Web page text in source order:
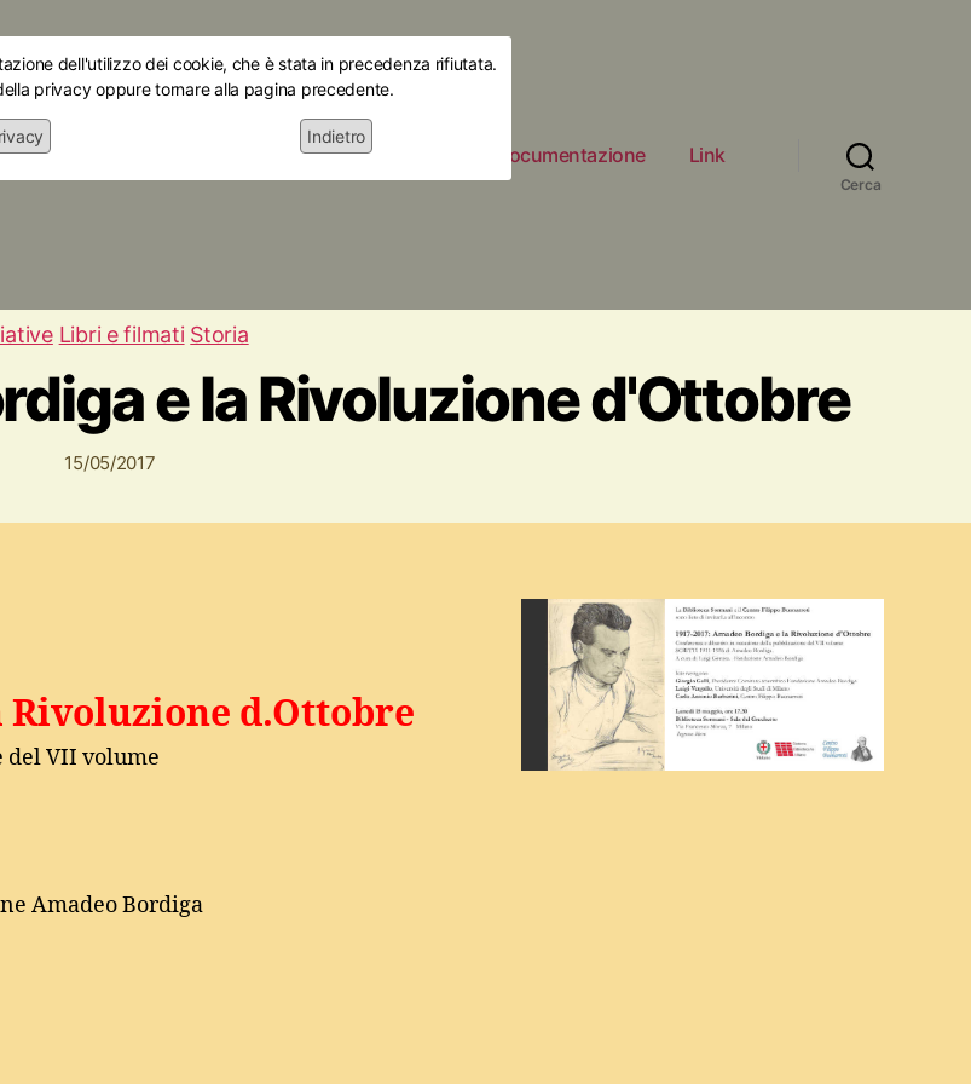
Home Le mostre Documentazione Link
Cerca
dell'utilizzo dei cookie, che è stata in precedenza rifiutata.
privacy oppure tornare alla pagina precedente.
Indietro
Libri e filmati Storia
e la Rivoluzione d'Ottobre
15/05/2017
Rivoluzione d.Ottobre
del VII volume
Amadeo Bordiga